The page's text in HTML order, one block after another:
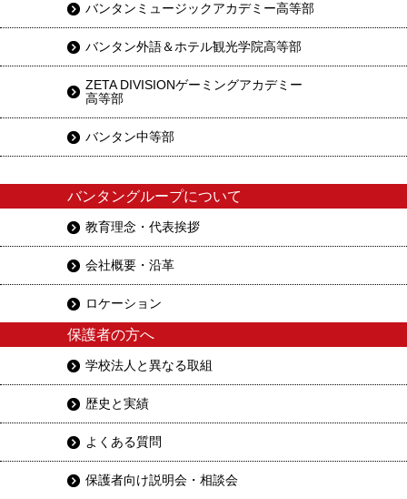
バンタンミュージックアカデミー高等部
バンタン外語＆ホテル観光学院高等部
ZETA DIVISIONゲーミングアカデミー
高等部
バンタン中等部
バンタングループについて
教育理念・代表挨拶
会社概要・沿革
ロケーション
保護者の方へ
学校法人と異なる取組
歴史と実績
よくある質問
保護者向け説明会・相談会